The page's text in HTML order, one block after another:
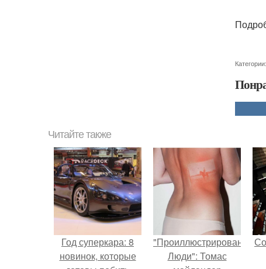
Категории:
Читайте также
Год суперкара: 8
новинок, которые
"Проиллюстрированные
Люди": Томас